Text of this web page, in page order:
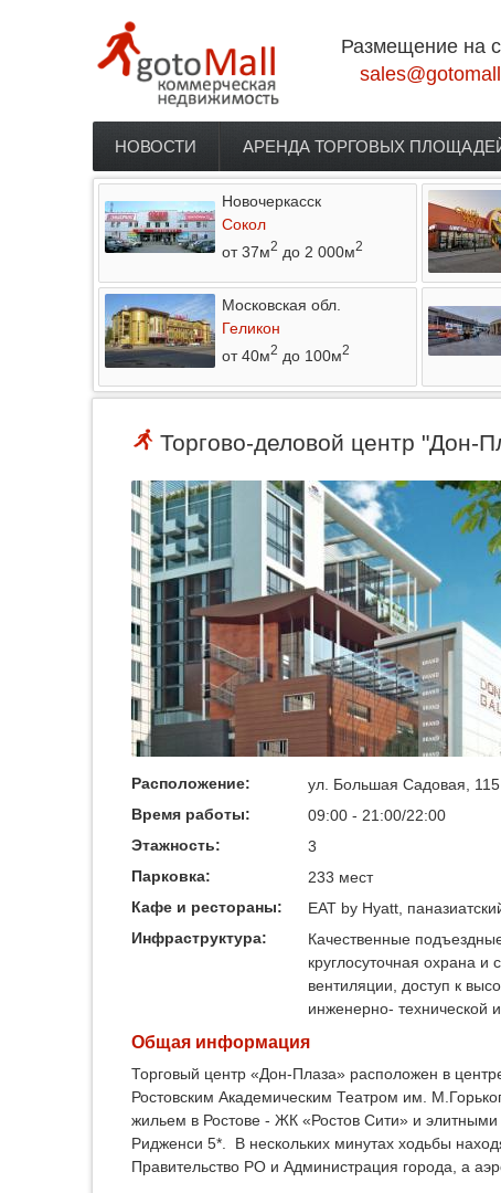
Размещение на
Главное меню
НОВОСТИ АРЕНДА ТОРГОВЫХ
Новочеркасск
Сокол
от 37м2 до 2 000м2
Московская обл.
Геликон
от 40м2 до 100м2
Торгово-деловой центр "Дон-
Расположение:
ул. Большая Садовая, 115
Время работы:
09:00 - 21:00/22:00
Этажность:
3
Парковка:
233 мест
Кафе и рестораны:
EAT by Hyatt,
Инфраструктура:
Качественные
круглосуточная охрана
вентиляции, доступ к
инженерно- технической
Общая информация
Торговый центр «Дон-Плаза» расположен в
Ростовским Академическим Театром им.
жильем в Ростове - ЖК «Ростов Сити» и
Ридженси 5*. В нескольких минутах ходьбы
Правительство РО и Администрация города, а